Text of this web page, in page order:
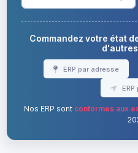
Commandez votre état
ERP par adresse
ERP
Nos ERP sont conformes aux